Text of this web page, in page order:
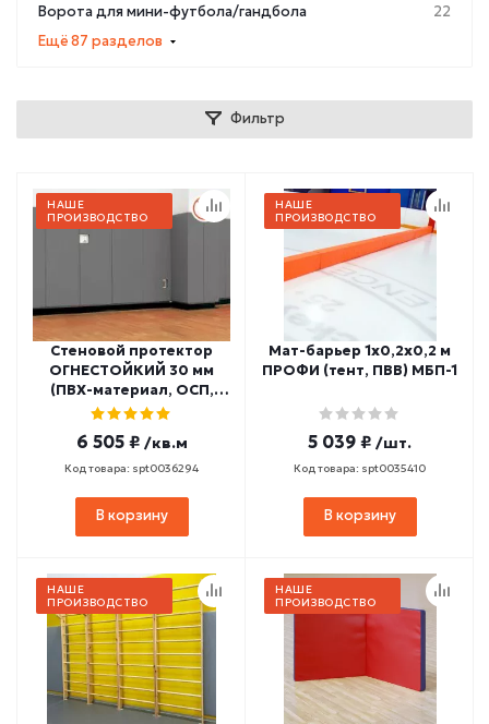
Ворота для мини-футбола/гандбола
22
Ещё 87 разделов
Фильтр
НАШЕ
ПРОИЗВОДСТВО
Стеновой протектор
ОГНЕСТОЙКИЙ 30 мм
(ПВХ-материал, ОСП,
НПЭ 22 кг/м3,
СПГ1-11
6 505 ₽ /кв.м
Код товара: spt0036294
В корзину
НАШЕ
ПРОИЗВОДСТВО
Мат-барьер 1х0,2х0,2 м
ПРОФИ (тент, ПВВ) МБП-1
5 039 ₽ /шт.
Код товара: spt0035410
В корзину
НАШЕ
ПРОИЗВОДСТВО
НАШЕ
ПРОИЗВОДСТВО